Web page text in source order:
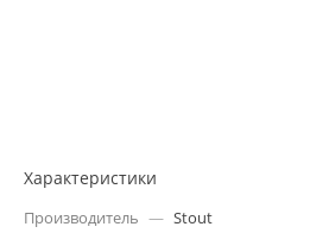
Характеристики
Производитель — Stout